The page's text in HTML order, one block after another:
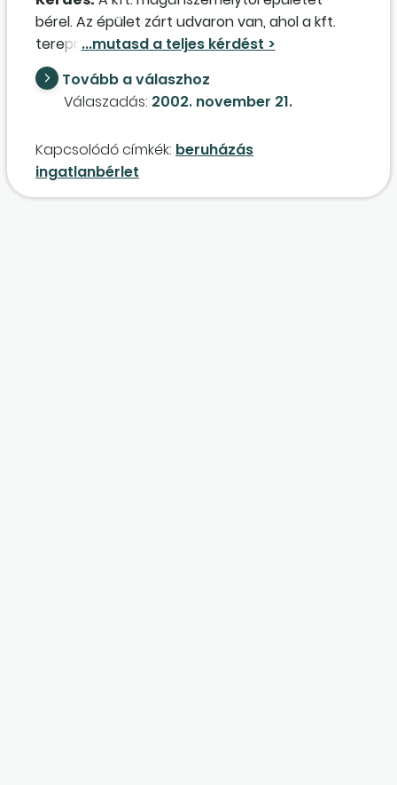
beleértve a telek értékét is?
bérel. Az épület zárt udvaron van, ahol a kft.
tereprendezési, aszfaltozási munkákat
végez. Elszámolhatók-e beruházásként? A
használatbavételkor aktiválható-e annak
ellenére, hogy a bérleti szerződésben csak az
Tovább a válaszhoz
Válaszadás: 2002. november 21.
Kapcsolódó címkék: beruházás
ingatlanbérlet